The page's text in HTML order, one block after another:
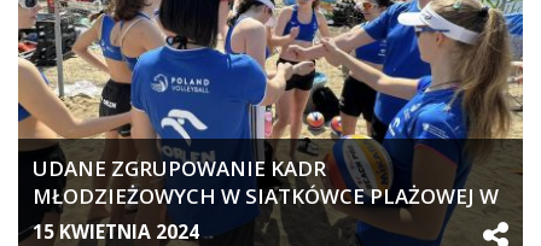
UDANE ZGRUPOWANIE KADR
MŁODZIEŻOWYCH W SIATKÓWCE PLAŻOWEJ W
TURCJI
15 KWIETNIA 2024